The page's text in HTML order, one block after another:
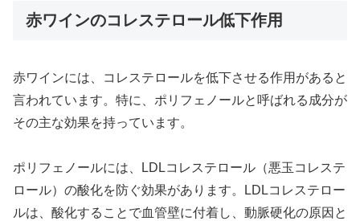
赤ワインのコレステロール低下作用
赤ワインには、コレステロールを低下させる作用があると
言われています。特に、ポリフェノールと呼ばれる成分が
その主な効果を持っています。
ポリフェノールには、LDLコレステロール（悪玉コレステ
ロール）の酸化を防ぐ効果があります。LDLコレステロー
ルは、酸化することで血管壁に付着し、動脈硬化の原因と